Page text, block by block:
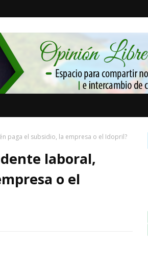
paga el subsidio, la empresa o el Idopril?
laboral,
o el